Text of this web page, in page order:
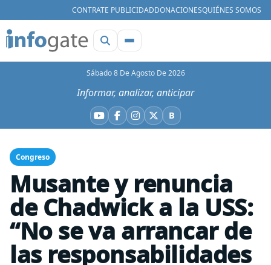
CONTRATE PUBLICIDADDONACIONESQUIÉNES SOMOS
Sábado 8 De Agosto De 2026
Informar, analizar, anticipar
YouTube
Facebook
Instagram
X BBluesky
Congreso
Musante y renuncia
de Chadwick a la USS:
“No se va arrancar de
las responsabilidades